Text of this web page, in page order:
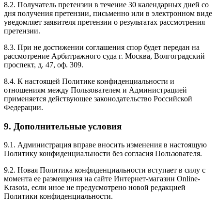
8.2. Получатель претензии в течение 30 календарных дней со
дня получения претензии, письменно или в электронном виде
уведомляет заявителя претензии о результатах рассмотрения
претензии.
8.3. При не достижении соглашения спор будет передан на
рассмотрение Арбитражного суда г. Москва, Волгоградский
проспект, д. 47, оф. 309.
8.4. К настоящей Политике конфиденциальности и
отношениям между Пользователем и Администрацией
применяется действующее законодательство Российской
Федерации.
9. Дополнительные условия
9.1. Администрация вправе вносить изменения в настоящую
Политику конфиденциальности без согласия Пользователя.
9.2. Новая Политика конфиденциальности вступает в силу с
момента ее размещения на сайте Интернет-магазин Online-
Krasota, если иное не предусмотрено новой редакцией
Политики конфиденциальности.